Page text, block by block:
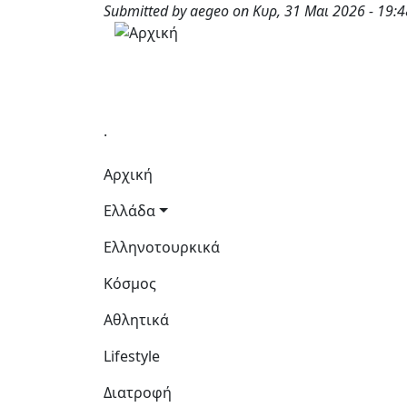
Παράκαμψη προς το κυρίως περιεχόμενο
Submitted byaegeoonΚυρ, 31 Μαι 2026 -
.
Κεντρική πλοήγηση
Αρχική
Ελλάδα
Ελληνοτουρκικά
Κόσμος
Αθλητικά
Lifestyle
Διατροφή